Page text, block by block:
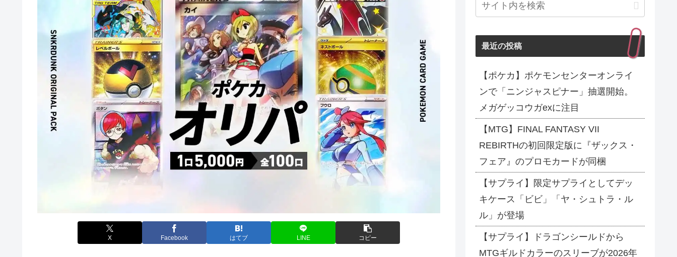
X Facebook はてブ LINE コピー
最近の投稿
【ポケカ】ポケモンセンターオンライ
ンで「ニンジャスピナー」抽選開始。
メガゲッコウガexに注目
【MTG】FINAL FANTASY VII
REBIRTHの初回限定版に『ザックス・
フェア』のプロモカードが同梱
【サプライ】限定サプライとしてデッ
キケース「ビビ」「ヤ・シュトラ・ル
ル」が登場
【サプライ】ドラゴンシールドから
MTGギルドカラーのスリーブが2026年